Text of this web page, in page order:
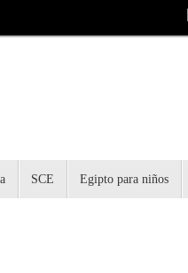
SCE Egipto para niños